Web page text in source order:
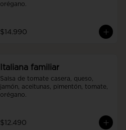
orégano.
$14.990
Italiana familiar
Salsa de tomate casera, queso,
jamón, aceitunas, pimentón, tomate,
orégano.
$12.490